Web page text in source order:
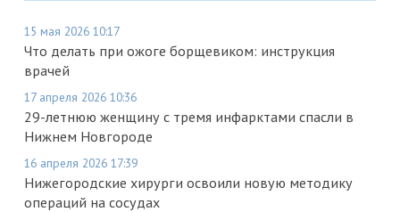
15 мая 2026 10:17
Что делать при ожоге борщевиком: инструкция
врачей
17 апреля 2026 10:36
29-летнюю женщину с тремя инфарктами спасли в
Нижнем Новгороде
16 апреля 2026 17:39
Нижегородские хирурги освоили новую методику
операций на сосудах